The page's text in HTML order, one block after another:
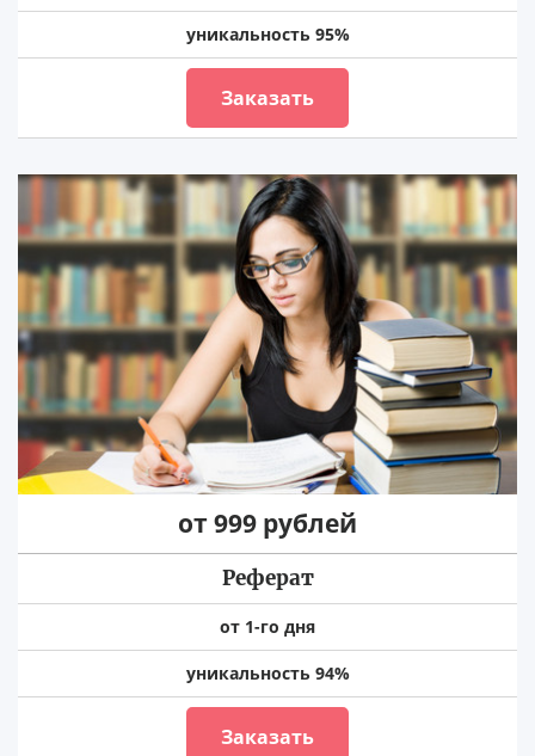
уникальность 95%
Заказать
от 999 рублей
Реферат
от 1-го дня
уникальность 94%
Заказать